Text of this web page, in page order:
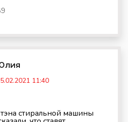
11:40
стиральной машины